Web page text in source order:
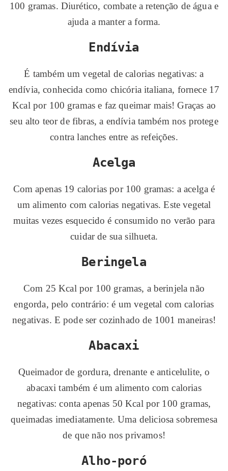
100 gramas. Diurético, combate a retenção de água e
ajuda a manter a forma.
Endívia
É também um vegetal de calorias negativas: a
endívia, conhecida como chicória italiana, fornece 17
Kcal por 100 gramas e faz queimar mais! Graças ao
seu alto teor de fibras, a endívia também nos protege
contra lanches entre as refeições.
Acelga
Com apenas 19 calorias por 100 gramas: a acelga é
um alimento com calorias negativas. Este vegetal
muitas vezes esquecido é consumido no verão para
cuidar de sua silhueta.
Beringela
Com 25 Kcal por 100 gramas, a berinjela não
engorda, pelo contrário: é um vegetal com calorias
negativas. E pode ser cozinhado de 1001 maneiras!
Abacaxi
Queimador de gordura, drenante e anticelulite, o
abacaxi também é um alimento com calorias
negativas: conta apenas 50 Kcal por 100 gramas,
queimadas imediatamente. Uma deliciosa sobremesa
de que não nos privamos!
Alho-poró